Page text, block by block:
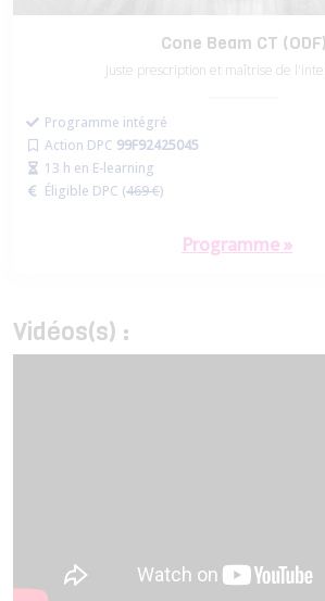
Cone Beam CT (ODF)
Juste prescription et maîtrise de
Programme intégré
Action DPC 99F92425045
13 h en E-learning
Éligible DPC (469 €)
Programme »
Vidéos(s) :